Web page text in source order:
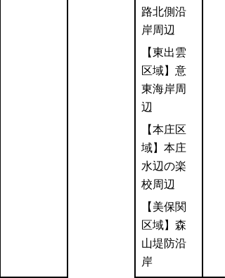
路北側沿
岸周辺
【東出雲
区域】意
東海岸周
辺
【本庄区
域】本庄
水辺の楽
校周辺
【美保関
区域】森
山堤防沿
岸